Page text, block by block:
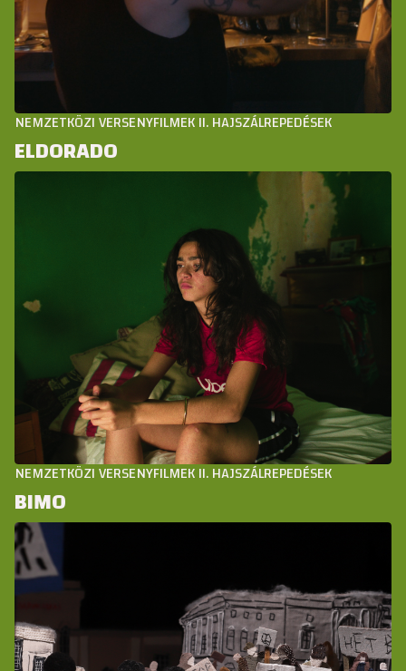
NEMZETKÖZI VERSENYFILMEK II. HAJSZÁLREPEDÉSEK
ELDORADO
NEMZETKÖZI VERSENYFILMEK II. HAJSZÁLREPEDÉSEK
BIMO